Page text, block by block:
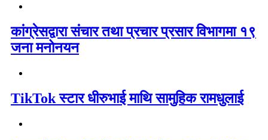
कांग्रेसद्वारा संचार तथा प्रचार प्रसार विभागमा १९
जना मनोनयन
TikTok स्टार धीरुभाई माथि सामुहिक रामधुलाई